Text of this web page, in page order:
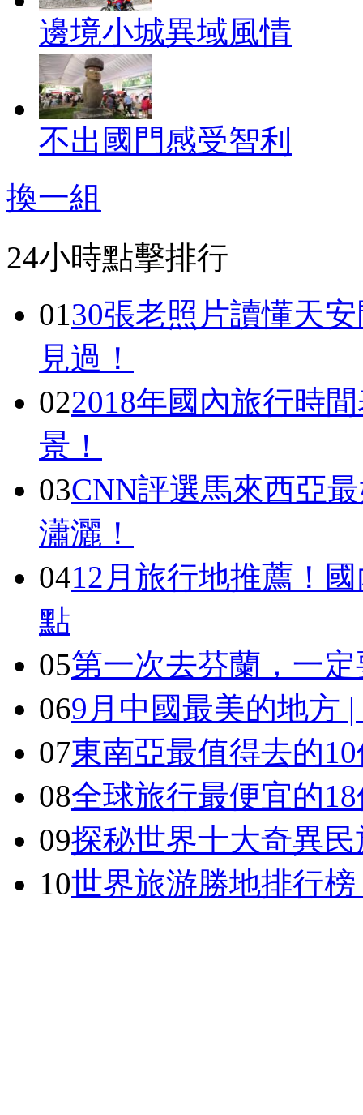
邊境小城異域風情
不出國門感受智利
換一組
24小時點擊排行
0130張老照片讀懂天
見過！
022018年國內旅行時
景！
03CNN評選馬來西亞
瀟灑！
0412月旅行地推薦！
點
05第一次去芬蘭，一
069月中國最美的地方
07東南亞最值得去的
08全球旅行最便宜的
09探秘世界十大奇異
10世界旅游勝地排行